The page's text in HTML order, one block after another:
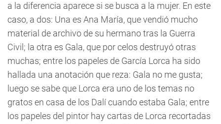
a la diferencia aparece si se busca a la mujer. En este
caso, a dos: Una es Ana María, que vendió mucho
material de archivo de su hermano tras la Guerra
Civil; la otra es Gala, que por celos destruyó otras
muchas; entre los papeles de García Lorca ha sido
hallada una anotación que reza: Gala no me gusta;
luego se sabe que Lorca era uno de los temas no
gratos en casa de los Dalí cuando estaba Gala; entre
los papeles del pintor hay cartas de Lorca recortadas